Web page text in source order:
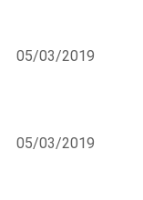
05/03/2019
05/03/2019